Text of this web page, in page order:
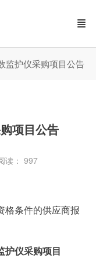
监护仪采购项目公告
项目公告
读： 997
格条件的供应商报
护仪采购项目